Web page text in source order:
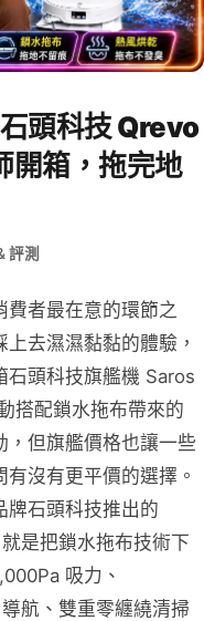
頭科技 Qrevo
開箱，拖完地
評測
者最在意的環節之
去濕濕黏黏的體驗，
石頭科技旗艦機 Saros
搭配鎖水拖布帶來的
，但旗艦價格也讓一些
沒有更平價的選擇。
牌石頭科技推出的
是把鎖水拖布技術下
吸力、
航、雙重零纏繞清掃